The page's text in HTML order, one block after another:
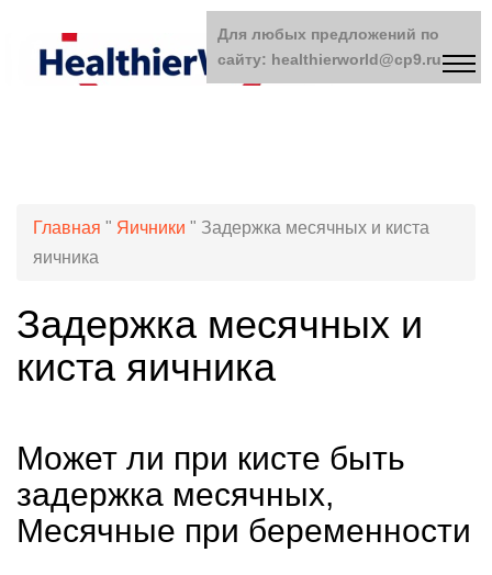
Главная " Яичники " Задержка месячных и киста
яичника
Задержка месячных и
киста яичника
Может ли при кисте быть
задержка месячных,
Месячные при беременности
Для любых предложений по
сайту: healthierworld@cp9.ru